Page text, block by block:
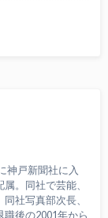
神戸新聞社に入
。同社で芸能、
社写真部次長、
後の2001年から